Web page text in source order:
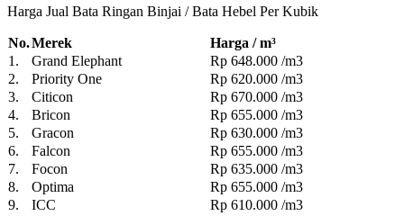
Harga Jual Bata Ringan Binjai / Bata Hebel Per Kubik
No.Merek
Harga / m³
1.
Grand Elephant
Rp 648.000 /m3
2.
Priority One
Rp 620.000 /m3
3.
Citicon
Rp 670.000 /m3
4.
Bricon
Rp 655.000 /m3
5.
Gracon
Rp 630.000 /m3
6.
Falcon
Rp 655.000 /m3
7.
Focon
Rp 635.000 /m3
8.
Optima
Rp 655.000 /m3
9.
ICC Rp 610.000 /m3